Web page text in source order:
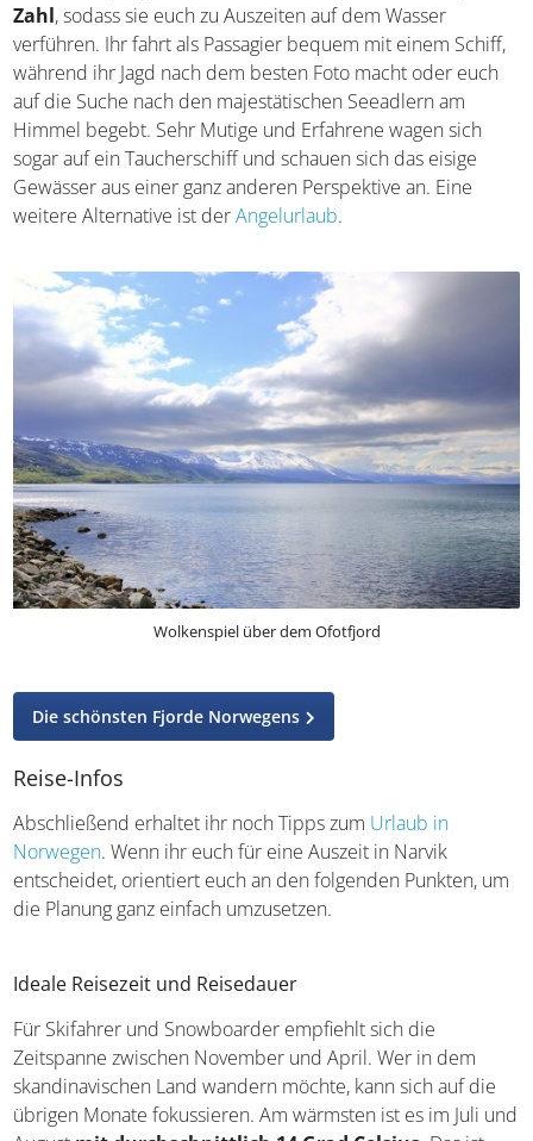
Was ist eurer Meinung nach neben der vorgestellten
Fauna richtig typisch für Norwegen? Wahrscheinlich
werdet ihr früher oder später die langen Meeresarme
nennen, die von Gletschern gebildet wurden und die
märchenhafte Landschaft prägen.Auch bei Narvik gibt
es sie in großer Zahl, sodass sie euch zu Auszeiten auf
dem Wasser verführen. Ihr fahrt als Passagier bequem mit
einem Schiff, während ihr Jagd nach dem besten Foto
Seeadlern am Himmel begebt. Sehr Mutige und
Erfahrene wagen sich sogar auf ein Taucherschiff und
schauen sich das eisige Gewässer aus einer ganz anderen
Perspektive an. Eine weitere Alternative ist der
Angelurlaub.
Die schönsten Fjorde Norwegens
Abschließend erhaltet ihr noch Tipps zum
Norwegen. Wenn ihr euch für eine Auszeit in Narvik
entscheidet, orientiert euch an den folgenden Punkten,
um die Planung ganz einfach umzusetzen.